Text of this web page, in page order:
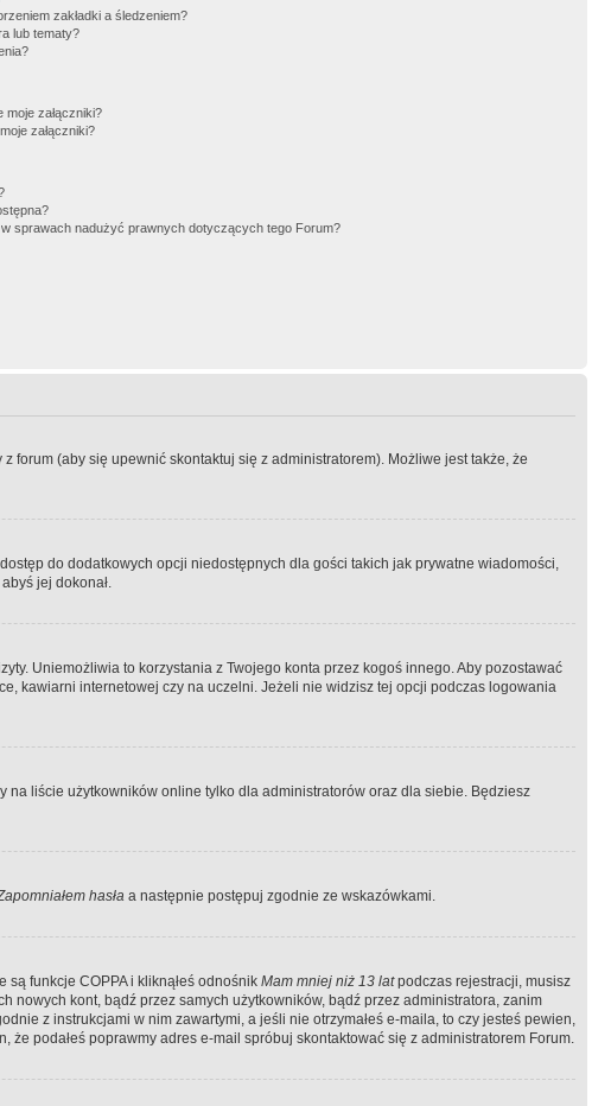
zakładki a śledzeniem?
lub tematy?
załączniki?
załączniki?
sprawach nadużyć prawnych dotyczących tego Forum?
forum (aby się upewnić skontaktuj się z administratorem). Możliwe jest także, że
do dodatkowych opcji niedostępnych dla gości takich jak prywatne wiadomości,
jej dokonał.
Uniemożliwia to korzystania z Twojego konta przez kogoś innego. Aby pozostawać
kawiarni internetowej czy na uczelni. Jeżeli nie widzisz tej opcji podczas logowania
na liście użytkowników online tylko dla administratorów oraz dla siebie. Będziesz
hasła a następnie postępuj zgodnie ze wskazówkami.
funkcje COPPA i kliknąłeś odnośnik Mam mniej niż 13 latpodczas rejestracji, musisz
nowych kont, bądź przez samych użytkowników, bądź przez administratora, zanim
z instrukcjami w nim zawartymi, a jeśli nie otrzymałeś e-maila, to czy jesteś pewien,
podałeś poprawmy adres e-mail spróbuj skontaktować się z administratorem Forum.